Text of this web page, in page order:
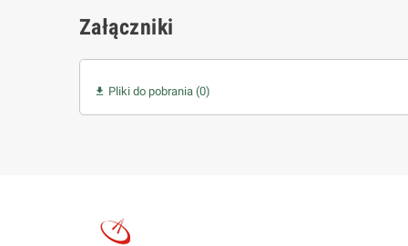
Załączniki
 Pliki do pobrania (0)